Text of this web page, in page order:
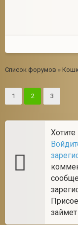
Список форумов »
1 2 3